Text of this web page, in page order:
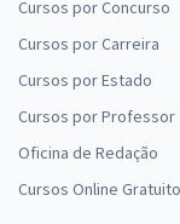
Cursos por Concurso
Cursos por Carreira
Cursos por Estado
Cursos por Professor
Oficina de Redação
Cursos Online